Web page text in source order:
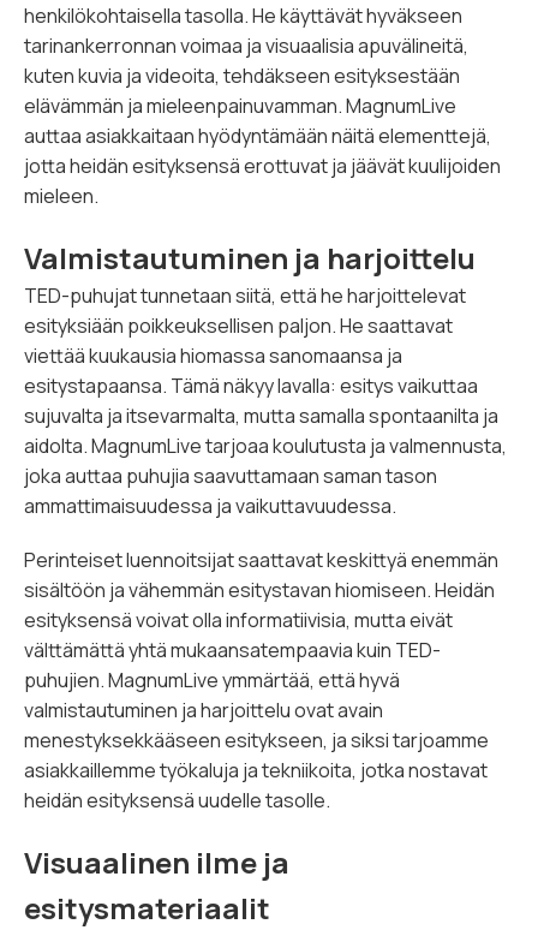
henkilökohtaisella tasolla. He käyttävät hyväkseen
tarinankerronnan voimaa ja visuaalisia apuvälineitä,
kuten kuvia ja videoita, tehdäkseen esityksestään
elävämmän ja mieleenpainuvamman. MagnumLive
auttaa asiakkaitaan hyödyntämään näitä elementtejä,
jotta heidän esityksensä erottuvat ja jäävät kuulijoiden
mieleen.
Valmistautuminen ja harjoittelu
TED-puhujat tunnetaan siitä, että he harjoittelevat
esityksiään poikkeuksellisen paljon. He saattavat
viettää kuukausia hiomassa sanomaansa ja
esitystapaansa. Tämä näkyy lavalla: esitys vaikuttaa
sujuvalta ja itsevarmalta, mutta samalla spontaanilta ja
aidolta. MagnumLive tarjoaa koulutusta ja valmennusta,
joka auttaa puhujia saavuttamaan saman tason
ammattimaisuudessa ja vaikuttavuudessa.
Perinteiset luennoitsijat saattavat keskittyä enemmän
sisältöön ja vähemmän esitystavan hiomiseen. Heidän
esityksensä voivat olla informatiivisia, mutta eivät
välttämättä yhtä mukaansatempaavia kuin TED-
puhujien. MagnumLive ymmärtää, että hyvä
valmistautuminen ja harjoittelu ovat avain
menestyksekkääseen esitykseen, ja siksi tarjoamme
asiakkaillemme työkaluja ja tekniikoita, jotka nostavat
heidän esityksensä uudelle tasolle.
Visuaalinen ilme ja
esitysmateriaalit